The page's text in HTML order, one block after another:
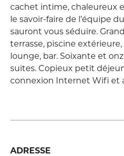
cachet intime, chaleureux
le savoir-faire de l’équipe
sauront vous séduire.
terrasse, piscine extérieure,
lounge, bar. Soixante et
suites. Copieux petit
connexion Internet Wifi et
ADRESSE